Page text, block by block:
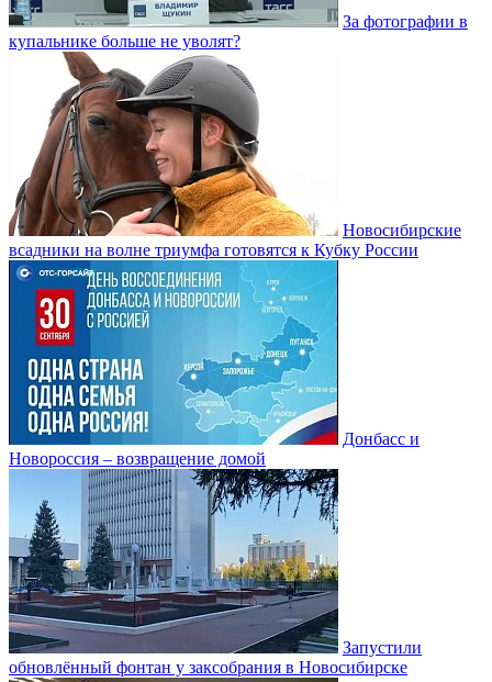
За фотографии в
купальнике больше не уволят?
Новосибирские
всадники на волне триумфа готовятся к Кубку России
Донбасс и
Новороссия – возвращение домой
Запустили
обновлённый фонтан у заксобрания в Новосибирске